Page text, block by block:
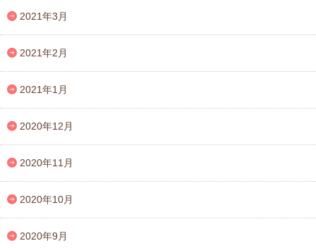
2021年3月
2021年2月
2021年1月
2020年12月
2020年11月
2020年10月
2020年9月